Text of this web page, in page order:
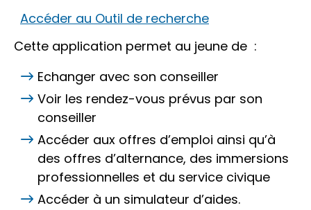
Accéder au Outil de recherche
Cette application permet au jeune de :
Echanger avec son conseiller
Voir les rendez-vous prévus par son
conseiller
Accéder aux offres d’emploi ainsi qu’à
des offres d’alternance, des immersions
professionnelles et du service civique
Accéder à un simulateur d’aides.